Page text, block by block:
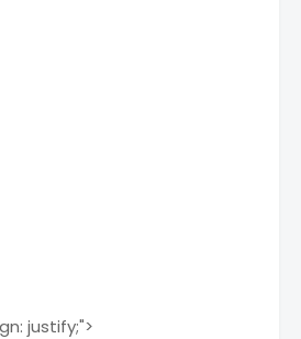
justify;">